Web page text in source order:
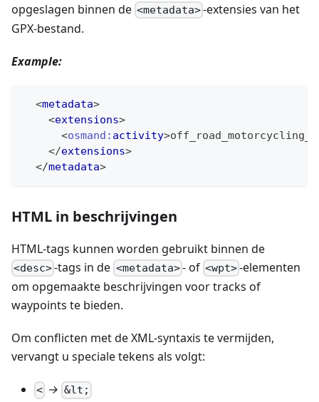
opgeslagen binnen de <metadata>-extensies van het
GPX-bestand.
Example:
<metadata>
<extensions>
<osmand: activity>
</extensions>
</metadata>
HTML in beschrijvingen
HTML-tags kunnen worden gebruikt binnen de
<desc>-tags in de <metadata>- of <wpt>-elementen
om opgemaakte beschrijvingen voor tracks of
waypoints te bieden.
Om conflicten met de XML-syntaxis te vermijden,
vervangt u speciale tekens als volgt:
< → &lt;